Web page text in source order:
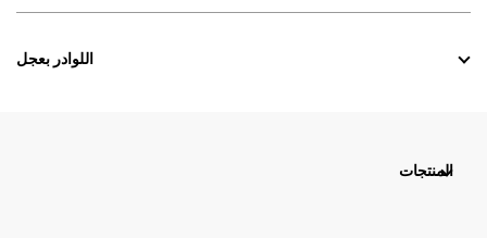
اللوادر بعجل
المنتجات